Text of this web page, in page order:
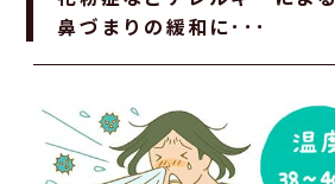
鼻づまりの緩和に･･･